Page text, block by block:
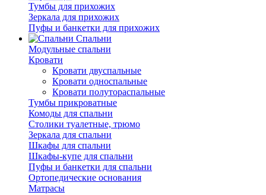
Тумбы для прихожих
Зеркала для прихожих
Пуфы и банкетки для прихожих
Спальни
Модульные спальни
Кровати
Кровати двуспальные
Кровати односпальные
Кровати полутораспальные
Тумбы прикроватные
Комоды для спальни
Столики туалетные, трюмо
Зеркала для спальни
Шкафы для спальни
Шкафы-купе для спальни
Пуфы и банкетки для спальни
Ортопедические основания
Матрасы